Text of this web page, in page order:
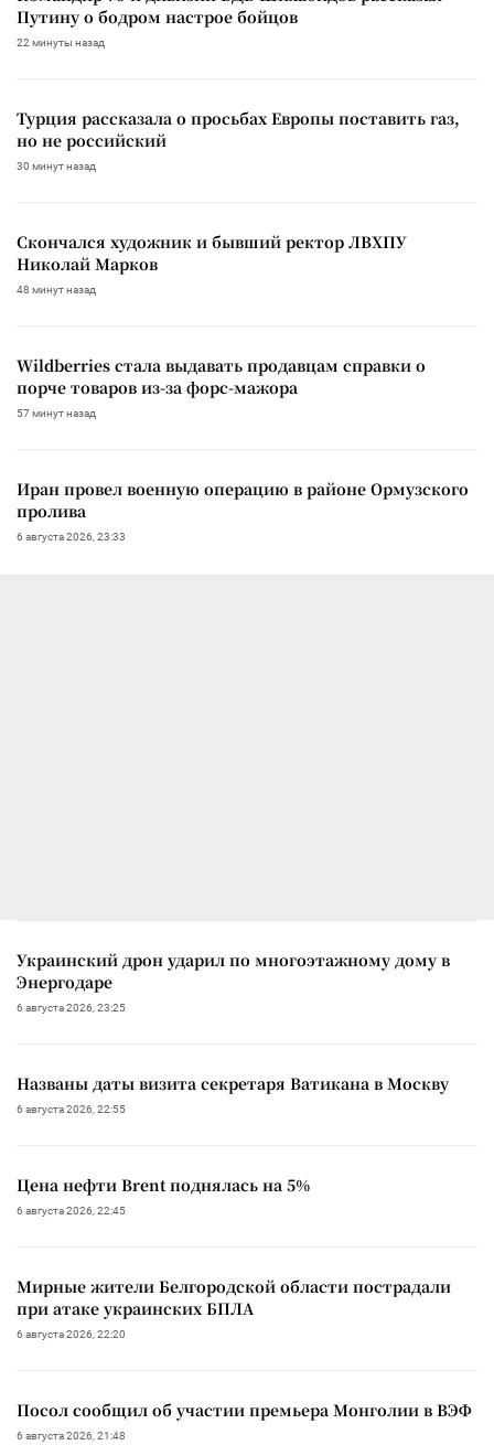
Путину о бодром настрое бойцов
22 минуты назад
Турция рассказала о просьбах Европы поставить газ,
но не российский
30 минут назад
Скончался художник и бывший ректор ЛВХПУ
Николай Марков
48 минут назад
Wildberries стала выдавать продавцам справки о
порче товаров из-за форс-мажора
57 минут назад
Иран провел военную операцию в районе Ормузского
пролива
6 августа 2026, 23:33
Украинский дрон ударил по многоэтажному дому в
Энергодаре
6 августа 2026, 23:25
Названы даты визита секретаря Ватикана в Москву
6 августа 2026, 22:55
Цена нефти Brent поднялась на 5%
6 августа 2026, 22:45
Мирные жители Белгородской области пострадали
при атаке украинских БПЛА
6 августа 2026, 22:20
Посол сообщил об участии премьера Монголии в ВЭФ
6 августа 2026, 21:48